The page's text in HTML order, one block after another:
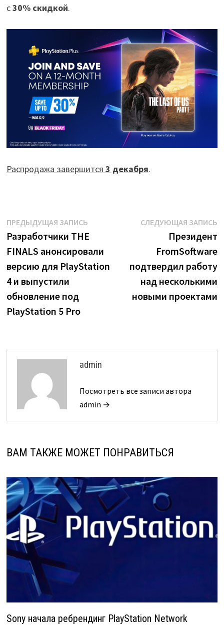
с30% скидкой.
Распродажа завершится 3 декабря.
Навигация
по
записям
ПРЕДЫДУЩАЯ ЗАПИСЬПредыдущая
запись:
Разработчики THE
FINALS анонсировали
версию для PlayStation
4 и выпустили
обновление под
PlayStation 5 Pro
СЛЕДУЮЩАЯ ЗАПИСЬ
Президент
FromSoftware
подтвердил работу
над несколькими
новыми проектами
admin
Посмотреть все записи автора
admin →
ВАМ ТАКЖЕ МОЖЕТ ПОНРАВИТЬСЯ
Sony начала ребрендинг PlayStation Network